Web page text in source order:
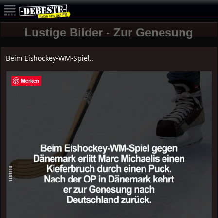
Lustige Bilder - Zur Genesung
Beim Eishockey-WM-Spiel..
Merken